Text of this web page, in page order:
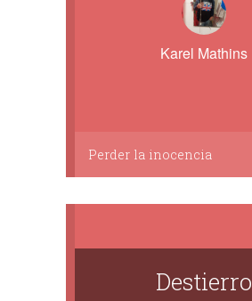
Karel Mathins
Perder la inocencia
Destierro